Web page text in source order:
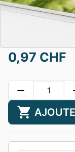
0,97 CHF
remove
shopping_cart